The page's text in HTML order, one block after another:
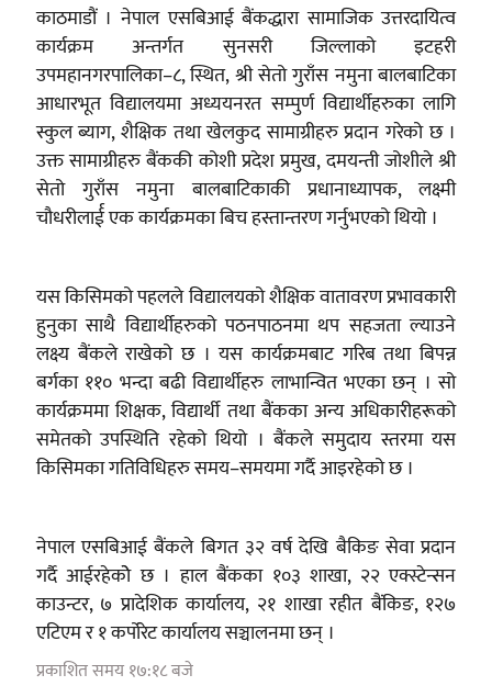
काठमाडौं । नेपाल एसबिआई बैंकद्धारा सामाजिक उत्तरदायित्व
कार्यक्रम अन्तर्गत सुनसरी जिल्लाको इटहरी
उपमहानगरपालिका–८, स्थित, श्री सेतो गुराँस नमुना बालबाटिका
आधारभूत विद्यालयमा अध्ययनरत सम्पुर्ण विद्यार्थीहरुका लागि
स्कुल ब्याग, शैक्षिक तथा खेलकुद सामाग्रीहरु प्रदान गरेको छ ।
उक्त सामाग्रीहरु बैंककी कोशी प्रदेश प्रमुख, दमयन्ती जोशीले श्री
सेतो गुराँस नमुना बालबाटिकाकी प्रधानाध्यापक, लक्ष्मी
चौधरीलार्ई एक कार्यक्रमका बिच हस्तान्तरण गर्नुभएको थियो ।
यस किसिमको पहलले विद्यालयको शैक्षिक वातावरण प्रभावकारी
हुनुका साथै विद्यार्थीहरुको पठनपाठनमा थप सहजता ल्याउने
लक्ष्य बैंकले राखेको छ । यस कार्यक्रमबाट गरिब तथा बिपन्न
बर्गका ११० भन्दा बढी विद्यार्थीहरु लाभान्वित भएका छन् । सो
कार्यक्रममा शिक्षक, विद्यार्थी तथा बैंकका अन्य अधिकारीहरूको
समेतको उपस्थिति रहेको थियो । बैंकले समुदाय स्तरमा यस
किसिमका गतिविधिहरु समय–समयमा गर्दै आइरहेको छ ।
नेपाल एसबिआई बैंकले बिगत ३२ वर्ष देखि बैकिङ सेवा प्रदान
गर्दै आईरहेकोे छ । हाल बैंकका १०३ शाखा, २२ एक्स्टेन्सन
काउन्टर, ७ प्रादेशिक कार्यालय, २१ शाखा रहीत बैंकिङ, १२७
एटिएम र १ कर्पोरेट कार्यालय सञ्चालनमा छन् ।
प्रकाशित समय १७:१८ बजे